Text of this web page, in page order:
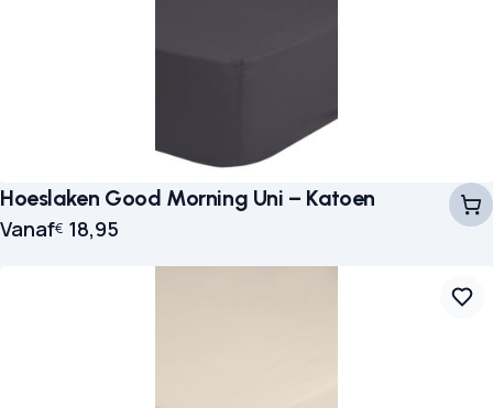
Hoeslaken Good Morning Uni – Katoen
Vanaf€ 18,95